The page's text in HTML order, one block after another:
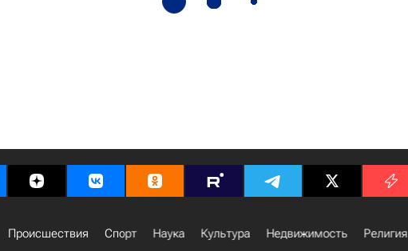
Происшествия Спорт Наука Культура Недвижимость Религия